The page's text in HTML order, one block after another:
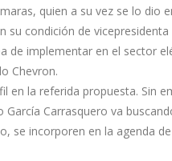
quien a su vez se lo dio
su condición de vicepresidenta
de implementar en el sector
Chevron.
en la referida propuesta. Sin
Carrasquero va
se incorporen en la agenda de